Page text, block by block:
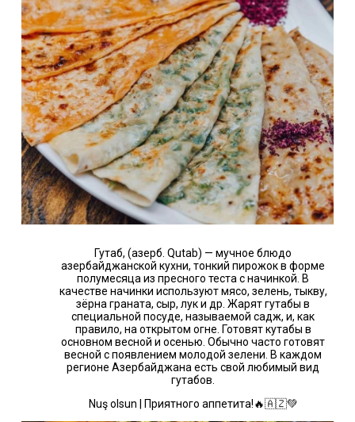
Гутаб, (азерб. Qutab) — мучное блюдо
азербайджанской кухни, тонкий пирожок в форме
полумесяца из пресного теста с начинкой. В
качестве начинки используют мясо, зелень, тыкву,
зёрна граната, сыр, лук и др. Жарят гутабы в
специальной посуде, называемой садж, и, как
правило, на открытом огне. Готовят кутабы в
основном весной и осенью. Обычно часто готовят
весной с появлением молодой зелени. В каждом
регионе Азербайджана есть свой любимый вид
гутабов.
Nuş olsun | Приятного аппетита!🔥🇦🇿💚